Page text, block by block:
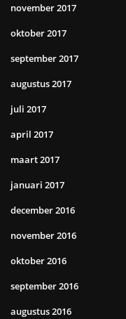
november 2017
oktober 2017
september 2017
augustus 2017
juli 2017
april 2017
maart 2017
januari 2017
december 2016
november 2016
oktober 2016
september 2016
augustus 2016